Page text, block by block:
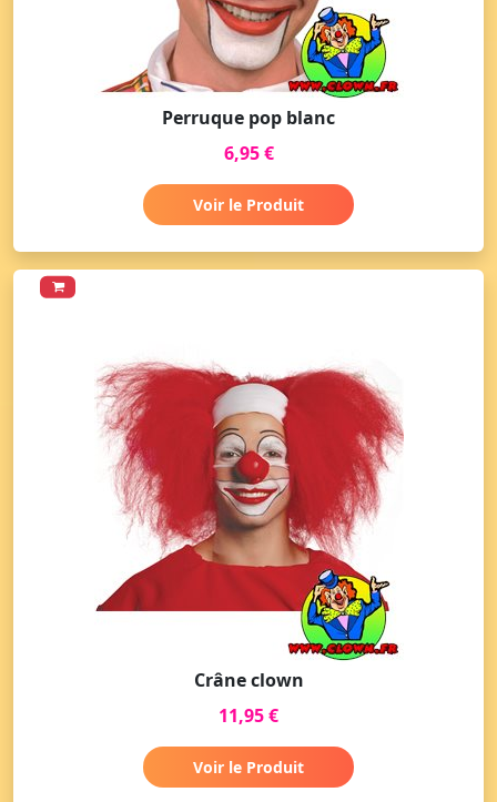
Perruque pop blanc
6,95 €
Voir le Produit
Crâne clown
11,95 €
Voir le Produit